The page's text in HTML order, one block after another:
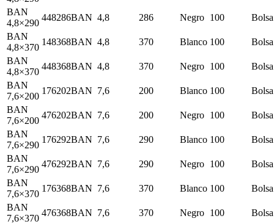
BAN
4,8×290
448286BAN 4,8 286 Negro 100
Bolsa
BAN
4,8×370
148368BAN 4,8 370 Blanco 100
Bolsa
BAN
4,8×370
448368BAN 4,8 370 Negro 100
Bolsa
BAN
7,6×200
176202BAN 7,6 200 Blanco 100
Bolsa
BAN
7,6×200
476202BAN 7,6 200 Negro 100
Bolsa
BAN
7,6×290
176292BAN 7,6 290 Blanco 100
Bolsa
BAN
7,6×290
476292BAN 7,6 290 Negro 100
Bolsa
BAN
7,6×370
176368BAN 7,6 370 Blanco 100
Bolsa
BAN
7,6×370
476368BAN 7,6 370 Negro 100
Bolsa